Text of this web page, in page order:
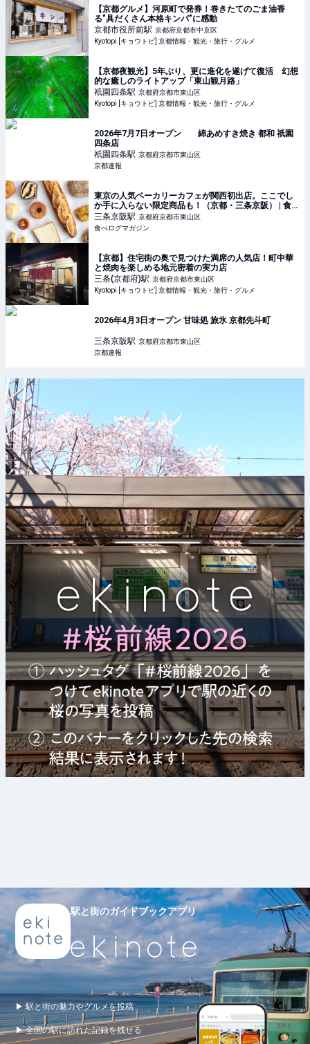
【京都グルメ】河原町で発券！巻きたてのごま油香
る"具だくさん本格キンパ"に感動
京都市役所前駅 京都府京都市中京区
Kyotopi [キョウトピ] 京都情報・観光・旅行・グルメ
【京都夜観光】5年ぶり、更に進化を遂げて復活 幻想
的な癒しのライトアップ「東山観月路」
祇園四条駅 京都府京都市東山区
Kyotopi [キョウトピ] 京都情報・観光・旅行・グルメ
2026年7月7日オープン 綿あめすき焼き 都和 祇園
四条店
祇園四条駅 京都府京都市東山区
京都速報
東京の人気ベーカリーカフェが関西初出店。ここでし
か手に入らない限定商品も！（京都・三条京阪） | 食
べログマガジン
三条京阪駅 京都府京都市東山区
食べログマガジン
【京都】住宅街の奥で見つけた満席の人気店！町中華
と焼肉を楽しめる地元密着の実力店
三条(京都府)駅 京都府京都市東山区
Kyotopi [キョウトピ] 京都情報・観光・旅行・グルメ
2026年4月3日オープン 甘味処 旅氷 京都先斗町
三条京阪駅 京都府京都市東山区
京都速報
駅と街のガイドブックアプリ
▶ 駅と街の魅力やグルメを投稿
▶ 全国の駅に訪れた記録を残せる